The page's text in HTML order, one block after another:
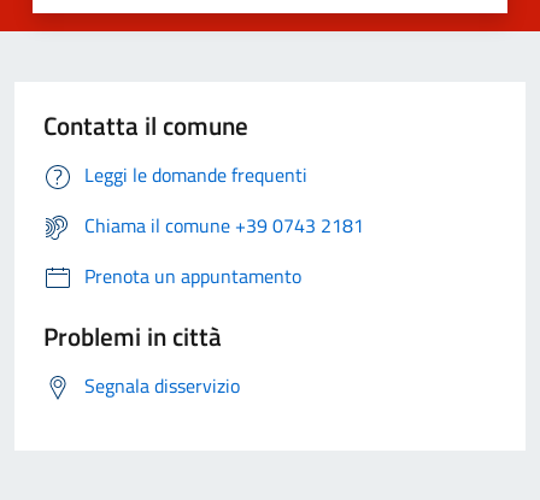
Contatta il comune
Leggi le domande frequenti
Chiama il comune +39 0743 2181
Prenota un appuntamento
Problemi in città
Segnala disservizio